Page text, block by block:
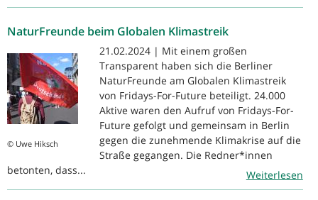
NaturFreunde beim Globalen Klimastreik
© Uwe Hiksch
21.02.2024 | Mit einem großen
Transparent haben sich die Berliner
NaturFreunde am Globalen Klimastreik
von Fridays-For-Future beteiligt. 24.000
Aktive waren den Aufruf von Fridays-For-
Future gefolgt und gemeinsam in Berlin
gegen die zunehmende Klimakrise auf die
Straße gegangen. Die Redner*innen
betonten, dass...
Weiterlesen